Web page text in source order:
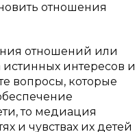
отношения
отношений или
истинных интересов и
вопросы, которые
то медиация
и чувствах их детей